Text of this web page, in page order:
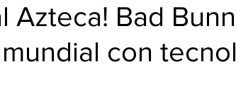
Azteca! Bad
con